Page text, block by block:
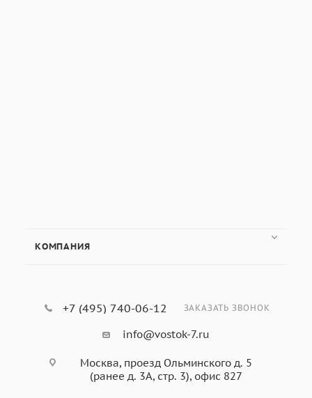
КОМПАНИЯ
+7 (495) 740-06-12 ЗАКАЗАТЬ ЗВОНОК
info@vostok-7.ru
Москва, проезд Ольминского д. 5
(ранее д. 3А, стр. 3), офис 827